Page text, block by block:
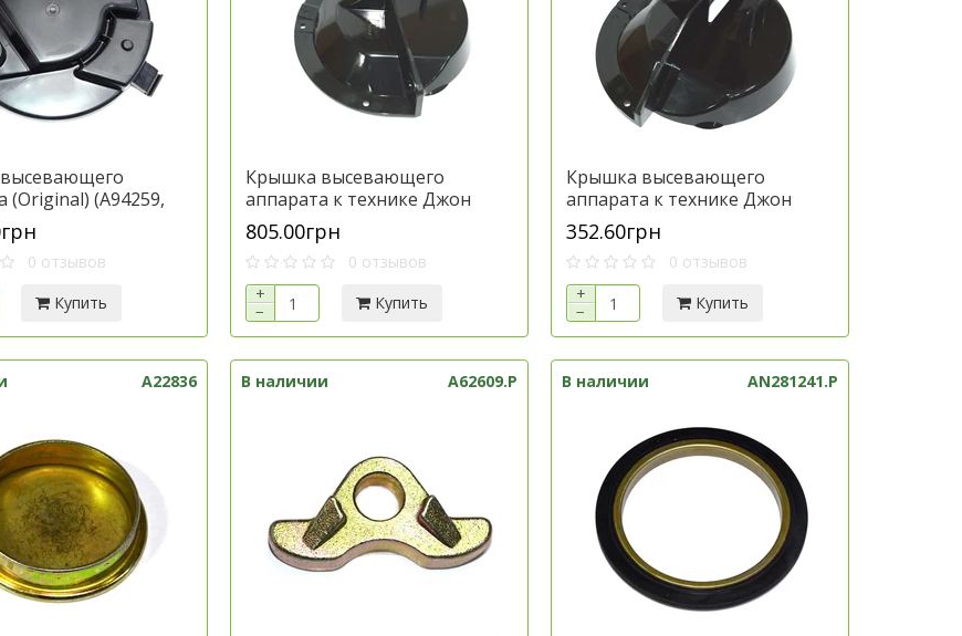
(Original) (A94259,
к технике
артикул
0 отзывов
Купить
Крышка высевающего
аппарата к технике Джон
Дир, артикул A47532.P
805.00грн
0 отзывов
+
−
Купить
Крышка высевающего
аппарата к технике Джон
Дир, артикул A65626.P
352.60грн
0 отзывов
+
−
Купить
A22836 В наличии A62609.P В наличии AN281241.P